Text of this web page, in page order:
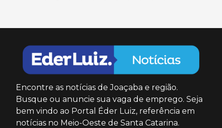
Encontre as notícias de Joaçaba e região.
Busque ou anuncie sua vaga de emprego. Seja
bem vindo ao Portal Éder Luiz, referência em
notícias no Meio-Oeste de Santa Catarina.